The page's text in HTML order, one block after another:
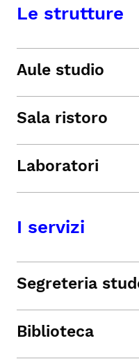
Le strutture
Aule studio
Sala ristoro
Laboratori
I servizi
Segreteria
Biblioteca